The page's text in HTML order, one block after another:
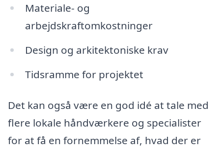
Materiale- og
arbejdskraftomkostninger
Design og arkitektoniske krav
Tidsramme for projektet
Det kan også være en god idé at tale med
flere lokale håndværkere og specialister
for at få en fornemmelse af, hvad der er